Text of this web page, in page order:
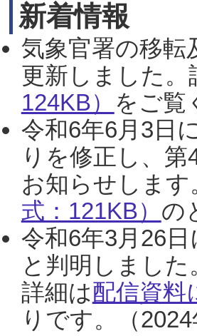
新着情報
気象官署の移転
更新しました。
124KB） をご覧
令和6年6月3日
りを修正し、
お知らせします
式：121KB） の
令和6年3月26
と判明しまし
詳細は配信資料
りです。（2024